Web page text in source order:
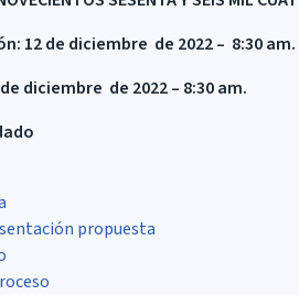
12 de diciembre de 2022 – 8:30 am.
diciembre de 2022 – 8:30 am.
propuesta